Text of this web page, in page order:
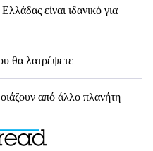
είναι ιδανικό για
θα λατρέψετε
από άλλο πλανήτη